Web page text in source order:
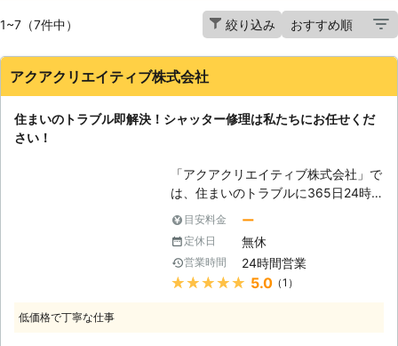
1~7（7件中） 絞り込み
アクアクリエイティブ株式会社
住まいのトラブル即解決！シャッター修理は私たちにお任せくだ
さい！
「アクアクリエイティブ株式会社」で
は、住まいのトラブルに365日24時
間対応しております。防犯目的で住宅
でも採用されることが多くなった電動
シャッターですが、開閉の頻度が重な
るにつれて故障が起こりやすくなりま
す。故障してしまった時は防犯性能が
目安料金 ー
定休日 無休
営業時間 24時間営業
★★★★★ 5.0（1）
低価格で丁寧な仕事